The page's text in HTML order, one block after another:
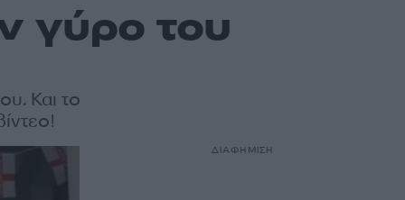
γύρο του
Και το
ΔΙΑΦΗΜΙΣΗ